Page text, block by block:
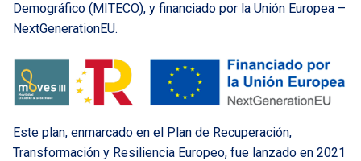
Demográfico (MITECO), y financiado por la Unión Europea –
NextGenerationEU.
Este plan, enmarcado en el Plan de Recuperación,
Transformación y Resiliencia Europeo, fue lanzado en 2021